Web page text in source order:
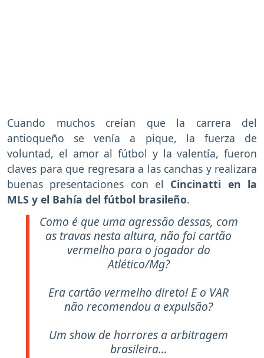
Cuando muchos creían que la carrera del
antioqueño se venía a pique, la fuerza de
voluntad, el amor al fútbol y la valentía, fueron
claves para que regresara a las canchas y realizara
buenas presentaciones con el Cincinatti en la
MLS y el Bahía del fútbol brasileño.
Como é que uma agressão dessas, com
as travas nesta altura, não foi cartão
vermelho para o jogador do
Atlético/Mg?
Era cartão vermelho direto! E o VAR
não recomendou a expulsão?
Um show de horrores a arbitragem
brasileira…